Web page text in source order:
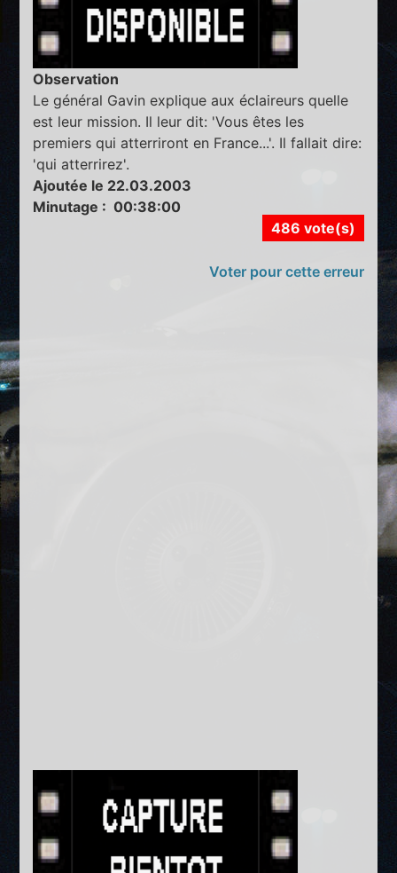
Observation
Le général Gavin explique aux éclaireurs quelle
est leur mission. Il leur dit: 'Vous êtes les
premiers qui atterriront en France...'. Il fallait dire:
'qui atterrirez'.
Ajoutée le 22.03.2003
Minutage : 00:38:00
486 vote(s)
Voter pour cette erreur